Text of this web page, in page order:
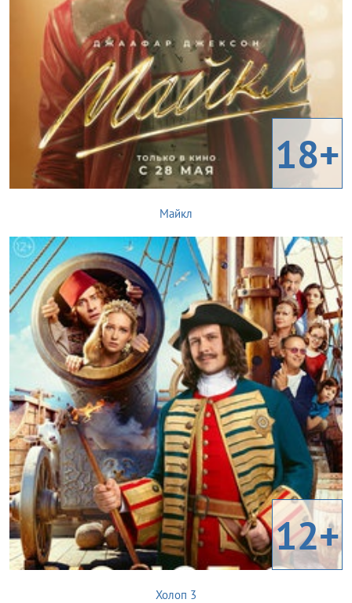
18+
Майкл
12+
Холоп 3